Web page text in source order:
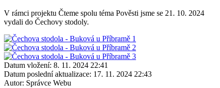
V rámci projektu Čteme spolu téma Pověsti jsme se 21. 10. 2024
vydali do Čechovy stodoly.
Datum vložení: 8. 11. 2024 22:41
Datum poslední aktualizace: 17. 11. 2024 22:43
Autor: Správce Webu